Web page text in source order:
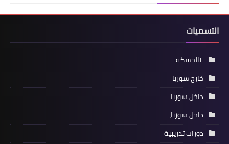
التسميات
#الحسكة
خارج سوريا
داخل سوريا
داخل سوريا،
دورات تدريبية